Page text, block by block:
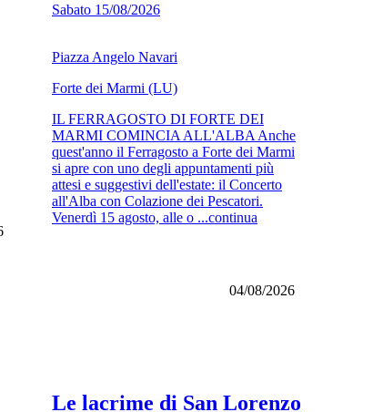
Sabato 15/08/2026
Piazza Angelo Navari
Forte dei Marmi (LU)
IL FERRAGOSTO DI FORTE DEI
MARMI COMINCIA ALL'ALBA Anche
quest'anno il Ferragosto a Forte dei Marmi
si apre con uno degli appuntamenti più
attesi e suggestivi dell'estate: il Concerto
all'Alba con Colazione dei Pescatori.
Venerdì 15 agosto, alle o ...continua
04/08/2026
Le lacrime di San Lorenzo